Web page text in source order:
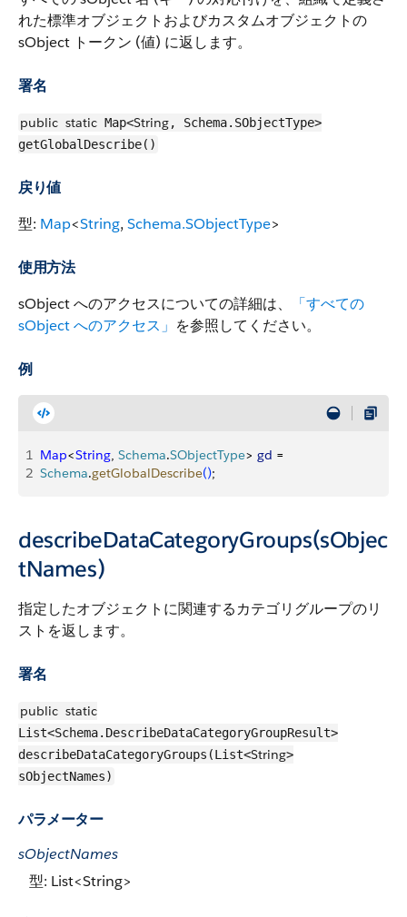
れた標準オブジェクトおよびカスタムオブジェクトの
sObject トークン (値) に返します。
署名
public static Map<String, Schema.SObjectType>
getGlobalDescribe()
戻り値
型: Map<String, Schema.SObjectType>
使用方法
sObject へのアクセスについての詳細は、
「すべての
sObject へのアクセス」 を参照してください。
例
1 Map<String, Schema.SObjectType> gd =
2 Schema.getGlobalDescribe();
describeDataCategoryGroups(sObjec
tNames)
指定したオブジェクトに関連するカテゴリグループのリ
ストを返します。
署名
public static
List<Schema.DescribeDataCategoryGroupResult>
describeDataCategoryGroups(List<String>
sObjectNames)
パラメーター
sObjectNames
型: List<String>